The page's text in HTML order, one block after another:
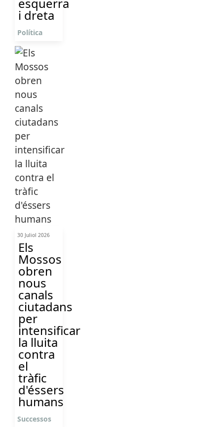
i dreta
Política
30 Juliol 2026
Els
Mossos
obren
nous
canals
ciutadans
per
intensificar
la lluita
contra
el
tràfic
d'éssers
humans
Successos